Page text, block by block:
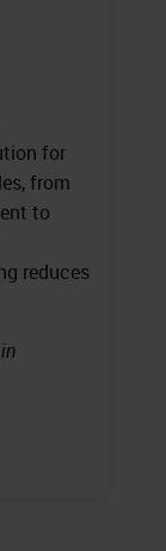
for
from
to
reduces